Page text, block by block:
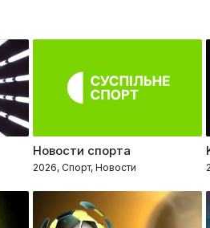
Новости спорта
2026, Спорт, Новости